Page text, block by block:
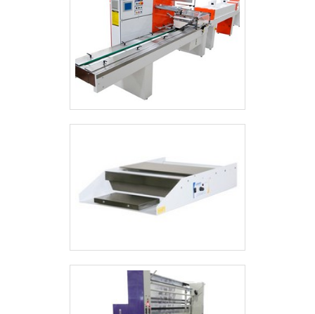
possível destacar:Cosméticos;Produtos
de limpeza;Químicos;Alimentício;Entre
outros.Desse modo, por ser um
equipamento extremamente versátil, é
amplamente empregado nos ambientes
fabris para a produção de mercadorias
como shampoos, sabonetes líquidos,
podem aplicam diferentes acessórios
para que o conjunto com a máquina de
envase fique o mais automatizado
possível e de maneira otimizada,
o investimento.A IMPORTÂNCIA DA
MÁQUINA DE ENVASE
AUTOMÁTICAEscolha pela alta qualidade
dos maquinários de envase, todos